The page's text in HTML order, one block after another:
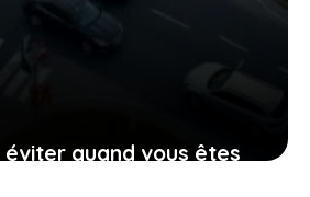
éviter quand vous êtes